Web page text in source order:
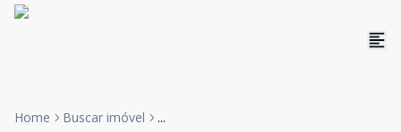
Home Buscar imóvel ...